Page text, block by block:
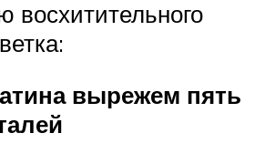
восхитительного
вырежем пять